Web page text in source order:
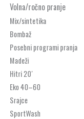
Volna/ročno pranje
Mix/sintetika
Bombaž
Posebni programi pranja
Madeži
Hitri 20′
Eko 40–60
Srajce
SportWash